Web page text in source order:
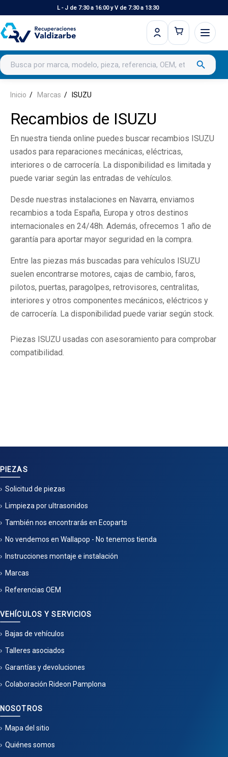
L - J de 7:30 a 16:00 y V de 7:30 a 13:30
Buscar productos search
Inicio Marcas ISUZU
Recambios de ISUZU
En nuestra tienda online puedes buscar recambios ISUZU
usados para reparaciones mecánicas, eléctricas,
interiores o de carrocería. La disponibilidad es limitada y
puede variar según las entradas de vehículos.
Desde nuestras instalaciones en Navarra, enviamos
recambios a toda España, Europa y otros destinos
internacionales en 24/48h. Además, ofrecemos 1 año de
garantía para aportar mayor seguridad en la compra.
Entre las piezas más buscadas para vehículos ISUZU
suelen encontrarse motores, cajas de cambio, faros,
pilotos, puertas, paragolpes, retrovisores, centralitas,
interiores y otros componentes mecánicos, eléctricos y
de carrocería. La disponibilidad puede variar según stock.
Piezas ISUZU usadas con asesoramiento para comprobar
compatibilidad.
PIEZAS
Solicitud de piezas
Limpieza por ultrasonidos
También nos encontrarás en Ecoparts
No vendemos en Wallapop - No tenemos tienda
Instrucciones montaje e instalación
Marcas
Referencias OEM
VEHÍCULOS Y SERVICIOS
Bajas de vehículos
Talleres asociados
Garantías y devoluciones
Colaboración Rideon Pamplona
NOSOTROS
Mapa del sitio
Quiénes somos